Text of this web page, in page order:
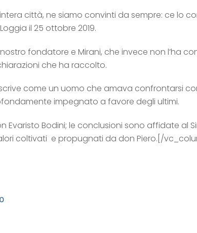
città, ne siamo convinti da sempre: ce lo
il 25 ottobre 2019.
fondatore e Mirani, che invece non l’ha
che ha raccolto.
come un uomo che amava confrontarsi
impegnato a favore degli ultimi.
Evaristo Bodini; le conclusioni sono affidate al
coltivati e propugnati da don Piero.[/